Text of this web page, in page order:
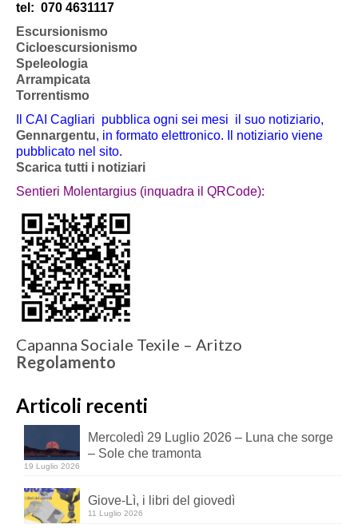
tel: 070 4631117
Escursionismo
Cicloescursionismo
Speleologia
Arrampicata
Torrentismo
Il CAI Cagliari pubblica ogni sei mesi il suo notiziario,
Gennargentu, in formato elettronico. Il notiziario viene
pubblicato nel sito.
Scarica tutti i notiziari
Sentieri Molentargius (inquadra il QRCode):
Capanna Sociale Texile – Aritzo
Regolamento
Articoli recenti
Mercoledì 29 Luglio 2026 – Luna che sorge
– Sole che tramonta
19 Luglio 2026
Giove-Lì, i libri del giovedì
11 Luglio 2026